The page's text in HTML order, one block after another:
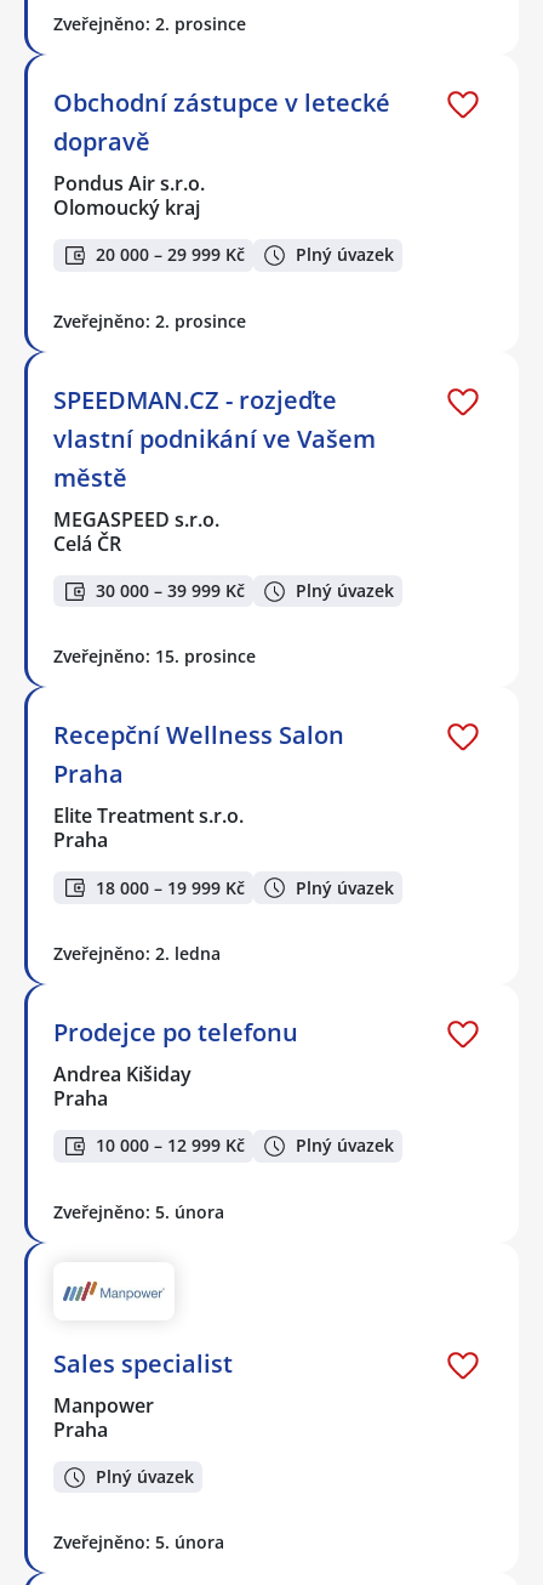
Zveřejněno: 2. prosince
Obchodní zástupce v letecké
dopravě
Pondus Air s.r.o.
Olomoucký kraj
20 000 – 29 999 Kč Plný úvazek
Zveřejněno: 2. prosince
SPEEDMAN.CZ - rozjeďte
vlastní podnikání ve Vašem
městě
MEGASPEED s.r.o.
Celá ČR
30 000 – 39 999 Kč Plný úvazek
Zveřejněno: 15. prosince
Recepční Wellness Salon
Praha
Elite Treatment s.r.o.
Praha
18 000 – 19 999 Kč Plný úvazek
Zveřejněno: 2. ledna
Prodejce po telefonu
Andrea Kišiday
Praha
10 000 – 12 999 Kč Plný úvazek
Zveřejněno: 5. února
Sales specialist
Manpower
Praha
Plný úvazek
Zveřejněno: 5. února